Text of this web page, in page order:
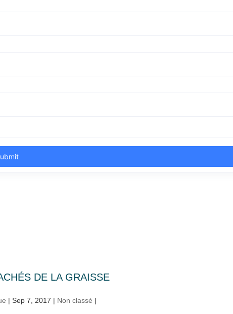
DE LA GRAISSE
| Sep 7, 2017 | Non classé |